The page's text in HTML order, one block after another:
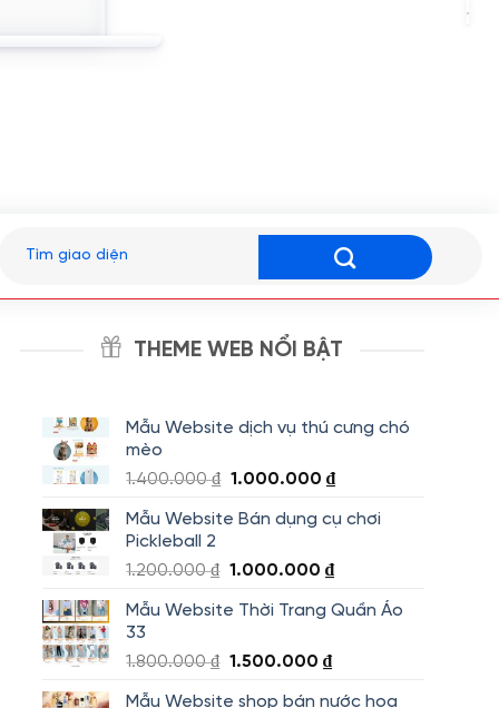
kiếm:
THEME WEB NỔI BẬT
Mẫu Website dịch vụ thú cưng chó
mèo
1.400.000₫ Giá
là:
1.000.000₫Giá
tại
1.000.000 ₫.
Mẫu Website Bán dụng cụ chơi
Pickleball 2
1.200.000₫ Giá
là:
1.000.000₫Giá
tại
Mẫu Website Thời Trang Quần Áo
33
1.800.000₫ Giá
1.500.000₫Giá
Mẫu Website shop bán nước hoa